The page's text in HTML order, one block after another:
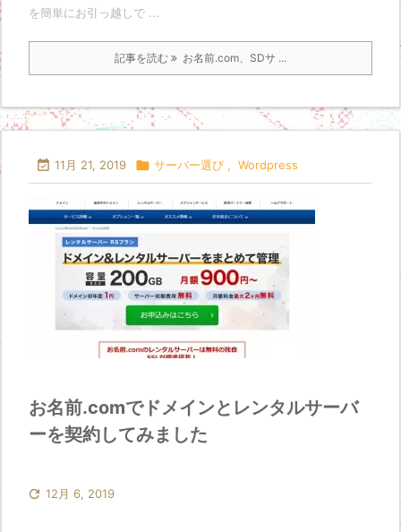
を簡単にお引っ越しで ...
記事を読む お名前.com、SDサ ...
 11月 21, 2019  サーバー選び , Wordpress
お名前.comでドメインとレンタルサーバ
ーを契約してみました
 12月 6, 2019